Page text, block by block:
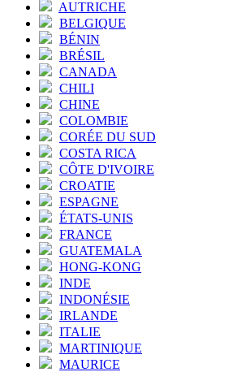
AUTRICHE
BELGIQUE
BÉNIN
BRÉSIL
CANADA
CHILI
CHINE
COLOMBIE
CORÉE DU SUD
COSTA RICA
CÔTE D'IVOIRE
CROATIE
ESPAGNE
ÉTATS-UNIS
FRANCE
GUATEMALA
HONG-KONG
INDE
INDONÉSIE
IRLANDE
ITALIE
MARTINIQUE
MAURICE